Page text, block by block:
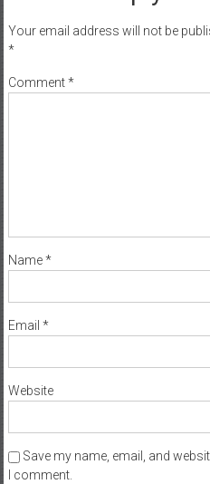
Your email address will not be
*
Comment*
Name*
Email *
Website
Save my name, email, and
I comment.